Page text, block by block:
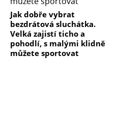
Jak dobře vybrat
bezdrátová sluchátka.
Velká zajistí ticho a
pohodlí, s malými klidně
můžete sportovat